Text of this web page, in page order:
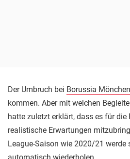
Der Umbruch bei Borussia
kommen. Aber mit welchen
hatte zuletzt erklärt, dass es für die
realistische Erwartungen
League-Saison wie 2020/21 werde